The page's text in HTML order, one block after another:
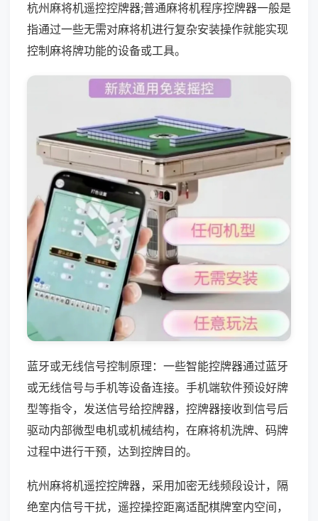
杭州麻将机遥控控牌器;普通麻将机程序控牌器一般是
指通过一些无需对麻将机进行复杂安装操作就能实现
控制麻将牌功能的设备或工具。
蓝牙或无线信号控制原理：一些智能控牌器通过蓝牙
或无线信号与手机等设备连接。手机端软件预设好牌
型等指令，发送信号给控牌器，控牌器接收到信号后
驱动内部微型电机或机械结构，在麻将机洗牌、码牌
过程中进行干预，达到控牌目的。
杭州麻将机遥控控牌器，采用加密无线频段设计，隔
绝室内信号干扰，遥控操控距离适配棋牌室内空间，